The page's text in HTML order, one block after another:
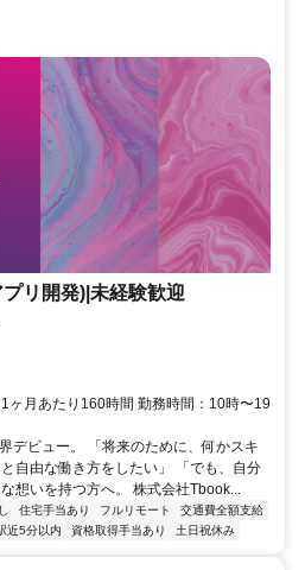
リ開発)|未経験歓迎
ヶ月あたり160時間 勤務時間：10時〜19
デビュー。 「将来のために、何かスキ
自由な働き方をしたい」 「でも、自分
想いを持つ方へ。 株式会社Tbook...
住宅手当あり フルリモート
交通費全額支給
近5分以内 資格取得手当あり 土日祝休み